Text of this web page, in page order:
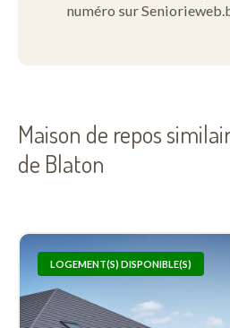
numéro sur
Maison de repos
de Blaton
LOGEMENT(S) DISPONIBLE(S)